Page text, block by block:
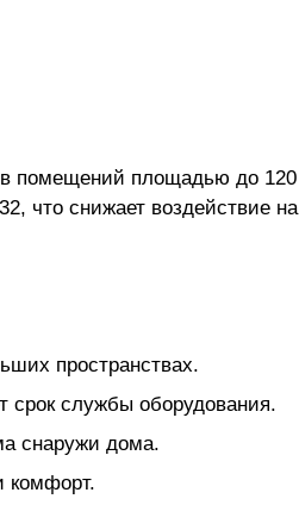
помещений площадью до 120
что снижает воздействие на
пространствах.
срок службы оборудования.
снаружи дома.
комфорт.